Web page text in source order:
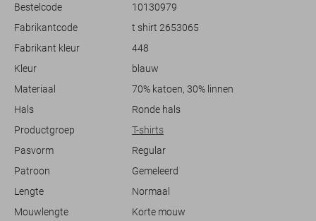
hebt, dit Lerros T-shirt is een ideale keuze. Het gemêleerde patroon
geeft een modern vleugje aan het geheel, zonder dat het te opvallend
is. Draag het op een jeans voor een moeiteloze alledaagse look of
normale lengte maakt het eenvoudig om te stylen met verschillende
varianten van kledingstukken. Voeg dit T-shirt toe aan je garderobe
Bestelcode
10130979
Fabrikantcode
t shirt 2653065
Fabrikant kleur
448
Kleur
blauw
Materiaal
70% katoen, 30% linnen
Hals
Ronde hals
Productgroep
T-shirts
Pasvorm
Regular
Patroon
Gemeleerd
Lengte
Normaal
Mouwlengte
Korte mouw